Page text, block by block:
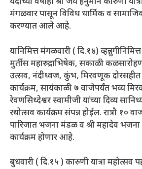
मंगळवार पासून विविध धार्मिक व
करण्यात आले आहे.
यानिमित्त मंगळवारी ( दि.१४)
मुर्तीस महारुद्राभिषेक, सकाळी
उत्सव, नंदीध्वज, कुंभ, मिरवणूक दोरसहीत
कार्यक्रम, सायंकाळी ७ वाजेपर्यंत भव्य
रेवणसिध्देश्वर स्वामीजी यांच्या दिव्य
रथोत्सव कार्यक्रम संपन्न होईल. रात्रौ १०
पारिजात भजना मंडळ व श्री महादेव
कार्यक्रम होणार आहे.
बुधवारी ( दि.१५ ) कारुणी यात्रा महोत्सव